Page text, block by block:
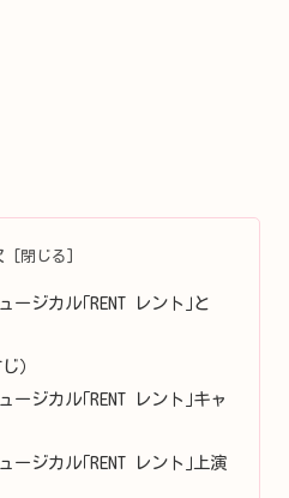
ジカル｢RENT レント｣と
）
ジカル｢RENT レント｣キャ
ージカル｢RENT レント｣上演